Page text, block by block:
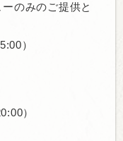
のみのご提供と
）
）